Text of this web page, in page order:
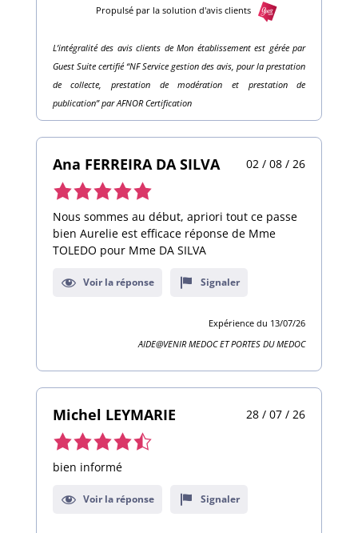
Propulsé par la solution d'avis clients
L’intégralité des avis clients de Mon établissement est gérée par
Guest Suite certifié “NF Service gestion des avis, pour la prestation
de collecte, prestation de modération et prestation de
publication” par AFNOR Certification
Ana FERREIRA DA SILVA
02 / 08 / 26
Note
de
5,0
sur
Nous sommes au début, apriori tout ce passe
bien Aurelie est efficace réponse de Mme
TOLEDO pour Mme DA SILVA
Voir la réponse Signaler
Expérience du 13/07/26
AIDE@VENIR MEDOC ET PORTES DU MEDOC
Michel LEYMARIE
28 / 07 / 26
Note
de
sur
bien informé
Voir la réponse Signaler